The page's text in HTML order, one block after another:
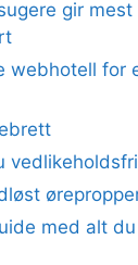
gir
webhotell for
med alt